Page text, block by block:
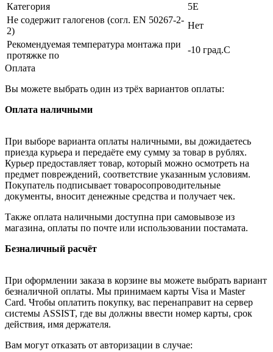
Категория
5E
Не содержит галогенов (согл. EN 50267-2-
2)
Нет
Рекомендуемая температура монтажа при
протяжке по
-10 град.C
Оплата
Вы можете выбрать один из трёх вариантов оплаты:
Оплата наличными
При выборе варианта оплаты наличными, вы дожидаетесь
приезда курьера и передаёте ему сумму за товар в рублях.
Курьер предоставляет товар, который можно осмотреть на
предмет повреждений, соответствие указанным условиям.
Покупатель подписывает товаросопроводительные
документы, вносит денежные средства и получает чек.
Также оплата наличными доступна при самовывозе из
магазина, оплаты по почте или использовании постамата.
Безналичный расчёт
При оформлении заказа в корзине вы можете выбрать вариант
безналичной оплаты. Мы принимаем карты Visa и Master
Card. Чтобы оплатить покупку, вас перенаправит на сервер
системы ASSIST, где вы должны ввести номер карты, срок
действия, имя держателя.
Вам могут отказать от авторизации в случае: